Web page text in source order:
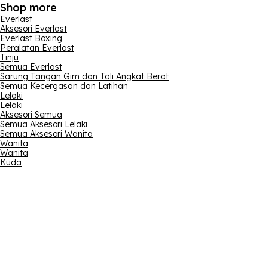
Shop more
Everlast
Aksesori Everlast
Everlast Boxing
Peralatan Everlast
Tinju
Semua Everlast
Sarung Tangan Gim dan Tali Angkat Berat
Semua Kecergasan dan Latihan
Lelaki
Lelaki
Aksesori Semua
Semua Aksesori Lelaki
Semua Aksesori Wanita
Wanita
Wanita
Kuda